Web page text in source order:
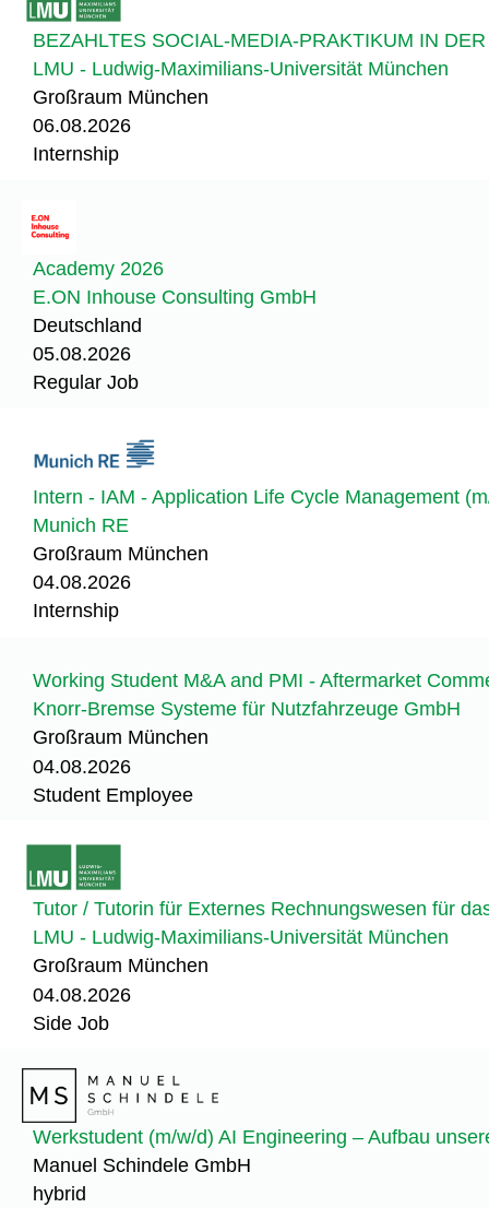
BEZAHLTES SOCIAL-MEDIA-PRAKTIKUM IN
LMU - Ludwig-Maximilians-Universität München
Großraum München
06.08.2026
Internship
Academy 2026
E.ON Inhouse Consulting GmbH
Deutschland
05.08.2026
Regular Job
Intern - IAM - Application Life Cycle Management
Munich RE
Großraum München
04.08.2026
Internship
Working Student M&A and PMI - Aftermarket
Knorr-Bremse Systeme für Nutzfahrzeuge GmbH
Großraum München
04.08.2026
Student Employee
Tutor / Tutorin für Externes Rechnungswesen für
LMU - Ludwig-Maximilians-Universität München
Großraum München
04.08.2026
Side Job
Werkstudent (m/w/d) AI Engineering – Aufbau
Manuel Schindele GmbH
hybrid